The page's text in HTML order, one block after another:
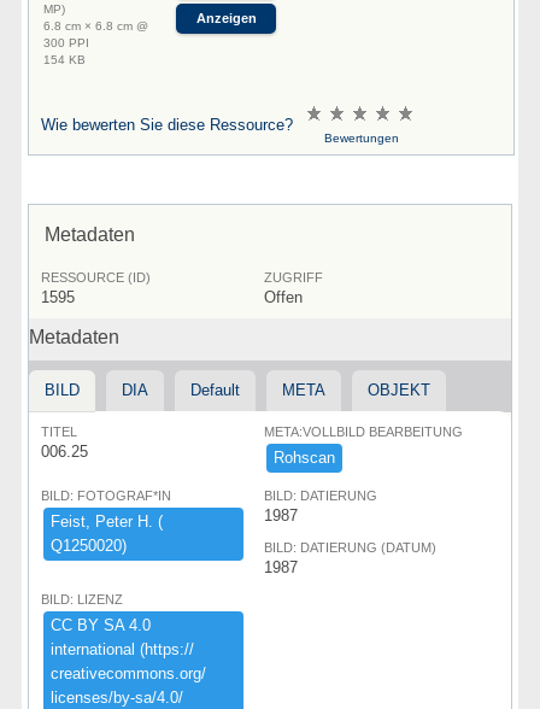
MP)
6.8 cm × 6.8 cm @
300 PPI
154 KB
Anzeigen
Wie bewerten Sie diese Ressource?
Bewertungen
Metadaten
RESSOURCE (ID)
1595
ZUGRIFF
Offen
Metadaten
BILD DIA Default META OBJEKT
TITEL
006.25
META:VOLLBILD BEARBEITUNG
Rohscan
BILD: FOTOGRAF*IN
Feist,​ ​Peter ​H.​ ​(​
Q1250020)​
BILD: DATIERUNG
1987
BILD: DATIERUNG (DATUM)
1987
BILD: LIZENZ
CC ​BY ​SA ​4.​0 ​
international ​(​https:​/​/​
creativecommons.​org/​
licenses/​by-​sa/​4.​0/​